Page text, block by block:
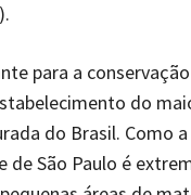
para a
do
do Brasil. Como
de São Paulo é